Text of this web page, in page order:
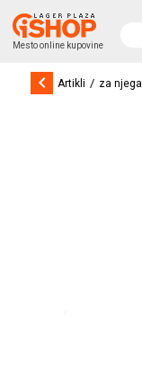
Mesto online kupovine
keyboard_arrow_left Artikli / za njega